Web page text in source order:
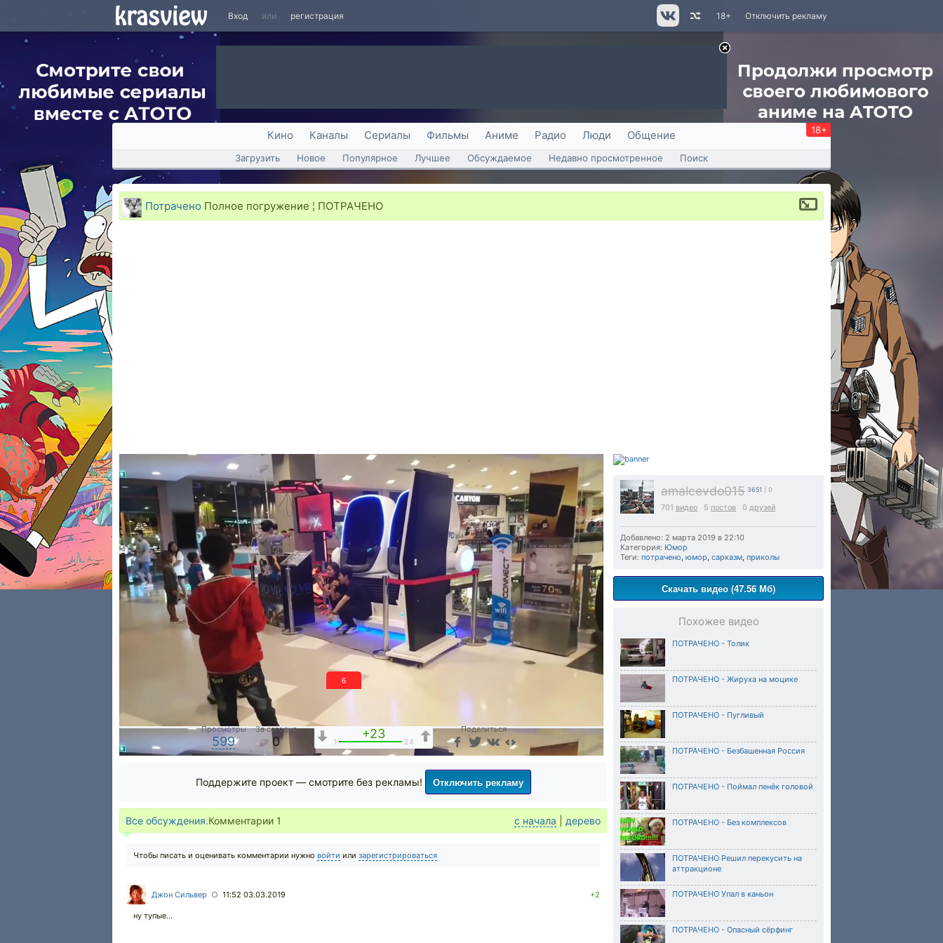
Вход или регистрация Отключить рекламу
18+
Кино Каналы Сериалы Фильмы Аниме Радио Люди Общение 18+
Загрузить Новое Популярное Лучшее Обсуждаемое Недавно просмотренное Поиск
Потрачено Полное погружение ¦ ПОТРАЧЕНО
6
Просмотры
599
За сегодня
0
+23
1 24
Поделиться
amalcevdo015 3651 | 0
701 видео 5 постов 0 друзей
Добавлено: 2 марта 2019 в 22:10
Категория: Юмор
Теги: потрачено, юмор, сарказм, приколы
Скачать видео (47.56 Мб)
Похожее видео
ПОТРАЧЕНО - Толик
ПОТРАЧЕНО - Жируха на моцике
ПОТРАЧЕНО - Пугливый
ПОТРАЧЕНО - Безбашенная Россия
ПОТРАЧЕНО - Поймал пенёк головой
ПОТРАЧЕНО - Без комплексов
ПОТРАЧЕНО Решил перекусить на
аттракционе
ПОТРАЧЕНО Упал в каньон
ПОТРАЧЕНО - Опасный сёрфинг
Поддержите проект — смотрите без рекламы! Отключить рекламу
Все обсуждения.Комментарии 1 с начала дерево
Чтобы писать и оценивать комментарии нужно войти или зарегистрироваться
Джон Сильвер ○ 11:52 03.03.2019 +2
ну тупые...